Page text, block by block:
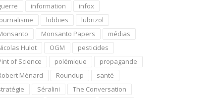
information
infox
lobbies
lubrizol
Monsanto Papers
médias
Hulot
OGM
pesticides
of Science
polémique
propagande
Ménard
Roundup
santé
Séralini The Conversation